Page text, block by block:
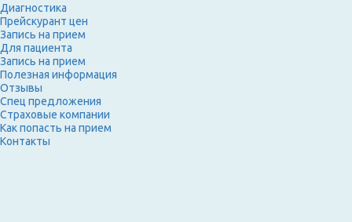
Диагностика
Прейскурант цен
Запись на прием
Для пациента
Запись на прием
Полезная информация
Отзывы
Спец предложения
Страховые компании
Как попасть на прием
Контакты